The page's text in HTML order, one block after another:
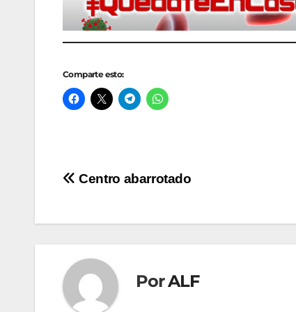
Comparte esto:
Navegación
Centro abarrotado
PorALF